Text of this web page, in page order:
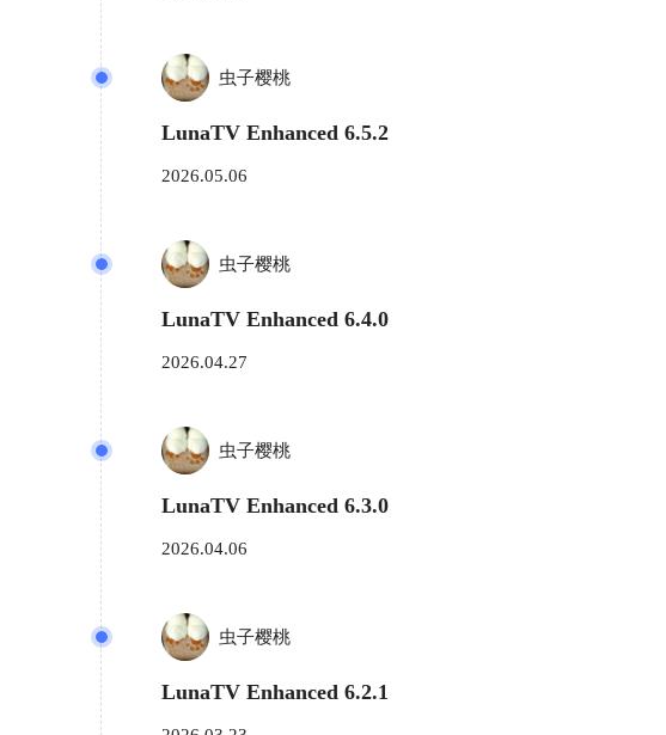
虫子樱桃
LunaTV Enhanced 6.5.2
2026.05.06
虫子樱桃
LunaTV Enhanced 6.4.0
2026.04.27
虫子樱桃
LunaTV Enhanced 6.3.0
2026.04.06
虫子樱桃
LunaTV Enhanced 6.2.1